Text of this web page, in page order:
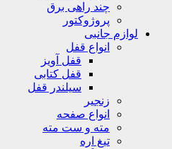
چند راهی برق
پروژوکتور
لوازم جانبی
انواع قفل
قفل آویز
قفل کتابی
سیلندر قفل
زنجیر
انواع صفحه
مته و ست مته
تیغ اره